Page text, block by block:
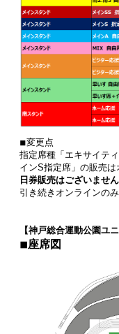
◾︎変更点
指定席種「エキサイテ
インS指定席」の販売は
日券販売はございません
引き続きオンラインの
【神戸総合運動公園ユ
◾︎座席図